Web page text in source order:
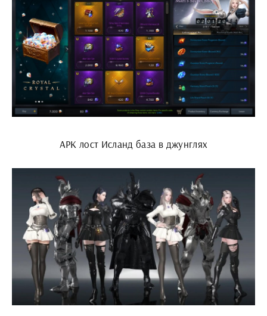
АРК лост Исланд база в джунглях